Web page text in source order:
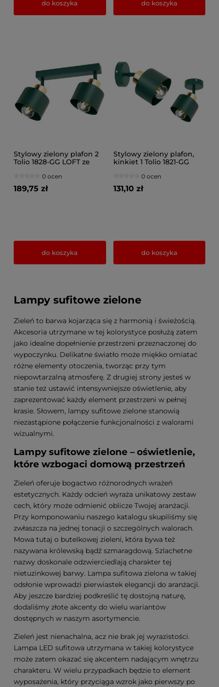
do koszyka do koszyka
Stylowy zielony plafon 2
Tolio 1828-GG LOFT ze
0 ocen
189,75 zł
do koszyka
Stylowy zielony plafon,
kinkiet 1 Tolio 1821-GG
lub miedzią
0 ocen
131,10 zł
do koszyka
Lampy sufitowe zielone
Zieleń to barwa kojarząca się z harmonią i świeżością.
Akcesoria utrzymane w tej kolorystyce posłużą zatem
jako idealne dopełnienie przestrzeni przeznaczonej do
wypoczynku. Delikatne światło może miękko omiatać
różne elementy otoczenia, tworząc przy tym
niepowtarzalną atmosferę. Z drugiej strony jesteś w
stanie też ustawić intensywniejsze oświetlenie, aby
zaprezentować każdy element przestrzeni w pełnej
krasie. Słowem, lampy sufitowe zielone stanowią
niezastąpione połączenie funkcjonalności z walorami
wizualnymi.
Lampy sufitowe zielone – oświetlenie,
które wzbogaci domową przestrzeń
Zieleń oferuje bogactwo różnorodnych wrażeń
estetycznych. Każdy odcień wyraża unikatowy zestaw
cech, który może odmienić oblicze Twojej aranżacji.
Przy komponowaniu naszego katalogu skupiliśmy się
zwłaszcza na jednej tonacji o szczególnych walorach.
Mowa tutaj o butelkowej zieleni, która bywa też
nazywana królewską bądź szmaragdową. Szlachetne
nazwy doskonale odzwierciedlają charakter tej
nietuzinkowej barwy. Lampa sufitowa zielona w takiej
odsłonie wprowadzi pierwiastek elegancji do aranżacji.
Aby jeszcze bardziej podkreślić tę dostojną naturę,
dodaliśmy złote akcenty do wielu wariantów
dostępnych w naszym asortymencie.
Zieleń jest nienachalna, acz nie brak jej wyrazistości.
Lampa LED sufitowa utrzymana w takiej kolorystyce
może zatem okazać się akcentem nadającym wnętrzu
charakteru. W wielu przypadkach będzie to element
wyposażenia, który przyciąga wzrok jako pierwszy po